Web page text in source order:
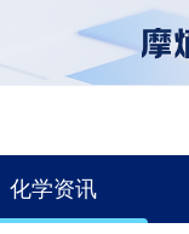
化学资讯